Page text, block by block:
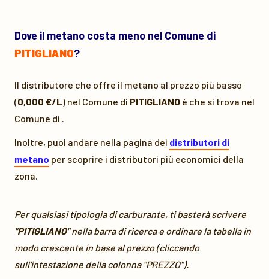
Dove il metano costa meno nel Comune di
PITIGLIANO?
Il distributore che offre il metano al prezzo più basso
(0,000 €/L) nel Comune di PITIGLIANO è che si trova nel
Comune di .
Inoltre, puoi andare nella pagina dei distributori di
metano per scoprire i distributori più economici della
zona.
Per qualsiasi tipologia di carburante, ti basterà scrivere
"PITIGLIANO" nella barra di ricerca e ordinare la tabella in
modo crescente in base al prezzo (cliccando
sull'intestazione della colonna "PREZZO").